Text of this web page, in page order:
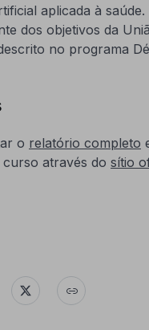
aplicada à saúde.
dos objetivos da
no programa
o relatório completo
curso através do sítio